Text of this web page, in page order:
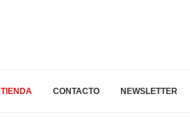
TIENDA CONTACTO NEWSLETTER